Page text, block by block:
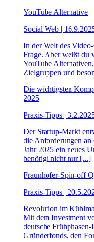
YouTube Alternative
Social Web |
In der Welt des
Frage. Aber weißt du
YouTube
Zielgruppen und
Die wichtigsten
2025
Praxis-Tipps |
Der Startup-Markt
die Anforderungen an
Jahr 2025 ein neues
benötigt nicht nur [...]
Fraunhofer-Spin-off
Praxis-Tipps |
Revolution im
Mit dem Investment
deutsche
Gründerfonds, den